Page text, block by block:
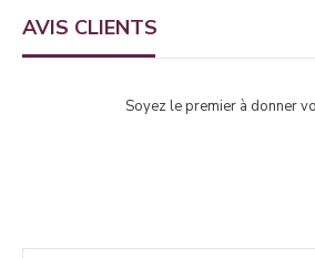
AVIS CLIENTS
Soyez le premier à donner